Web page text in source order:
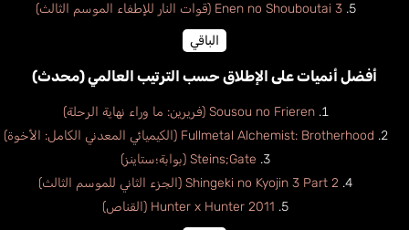
Enen no Shouboutai 3 (قوات النار للإطفاء الموسم الثالث)
الباقي
أفضل أنميات على الإطلاق حسب الترتيب العالمي (محدث)
Sousou no Frieren (فريرين: ما وراء نهاية الرحلة)
Fullmetal Alchemist: Brotherhood (الكيميائي المعدني الكامل: الأخوة)
Steins;Gate (بوابة؛ستاينز)
Shingeki no Kyojin 3 Part 2 (الجزء الثاني للموسم الثالث)
Hunter x Hunter 2011 (القناص)